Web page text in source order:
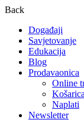
Back
Događaji
Savjetovanje
Edukacija
Blog
Prodavaonica
Online
Košarica
Naplati
Newsletter